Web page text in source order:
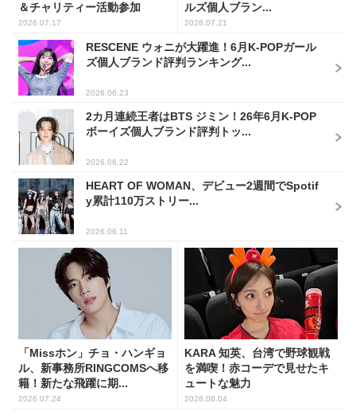
＆チャリティー活動参加
2026.07.17
ルズ個人ブラン...
2026.07.21
RESCENE ウォニが大躍進！6月K-POPガール
ズ個人ブランド評判ランキング...
2026.06.23
2カ月連続王者はBTS ジミン！26年6月K-POP
ボーイズ個人ブランド評判トッ...
2026.06.22
HEART OF WOMAN、デビュー2週間でSpotif
y累計110万ストリー...
2026.06.11
「Missホン」チョ・ハンギョ
ル、新事務所RINGCOMSへ移
籍！新たな飛躍に期...
2026.07.24
KARA 知英、台湾で野球観戦
を満喫！赤コーデで見せたキ
ュートな魅力
2026.08.04